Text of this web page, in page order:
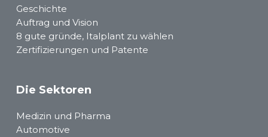
Geschichte
Auftrag und Vision
8 gute gründe, Italplant zu wählen
Zertifizierungen und Patente
Die Sektoren
Medizin und Pharma
Automotive